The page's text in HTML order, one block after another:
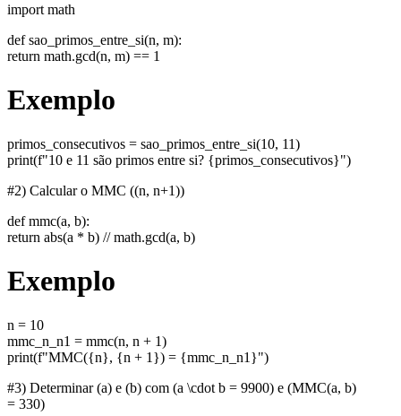
import math
def sao_primos_entre_si(n, m):
return math.gcd(n, m) == 1
Exemplo
primos_consecutivos = sao_primos_entre_si(10, 11)
print(f"10 e 11 são primos entre si? {primos_consecutivos}")
#2) Calcular o MMC ((n, n+1))
def mmc(a, b):
return abs(a * b) // math.gcd(a, b)
Exemplo
n = 10
mmc_n_n1 = mmc(n, n + 1)
print(f"MMC({n}, {n + 1}) = {mmc_n_n1}")
#3) Determinar (a) e (b) com (a \cdot b = 9900) e (MMC(a, b)
= 330)